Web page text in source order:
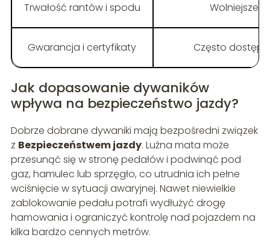
Trwałość rantów i spodu Wolniejsze
Gwarancja i certyfikaty Często
Jak dopasowanie dywaników
wpływa na bezpieczeństwo jazdy?
Dobrze dobrane dywaniki mają bezpośredni związek
z Bezpieczeństwem jazdy. Luźna mata może
przesunąć się w stronę pedałów i podwinąć pod
gaz, hamulec lub sprzęgło, co utrudnia ich pełne
wciśnięcie w sytuacji awaryjnej. Nawet niewielkie
zablokowanie pedału potrafi wydłużyć drogę
hamowania i ograniczyć kontrolę nad pojazdem na
kilka bardzo cennych metrów.